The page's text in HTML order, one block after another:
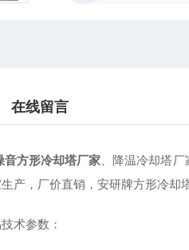
在线留言
音方形冷却塔厂家 、降温冷却塔
产，厂价直销，安研牌方形冷却
术参数：